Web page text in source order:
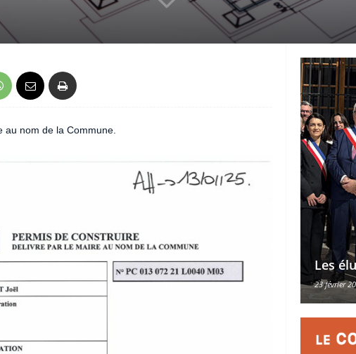
nom de la Commune.
Les
23 février